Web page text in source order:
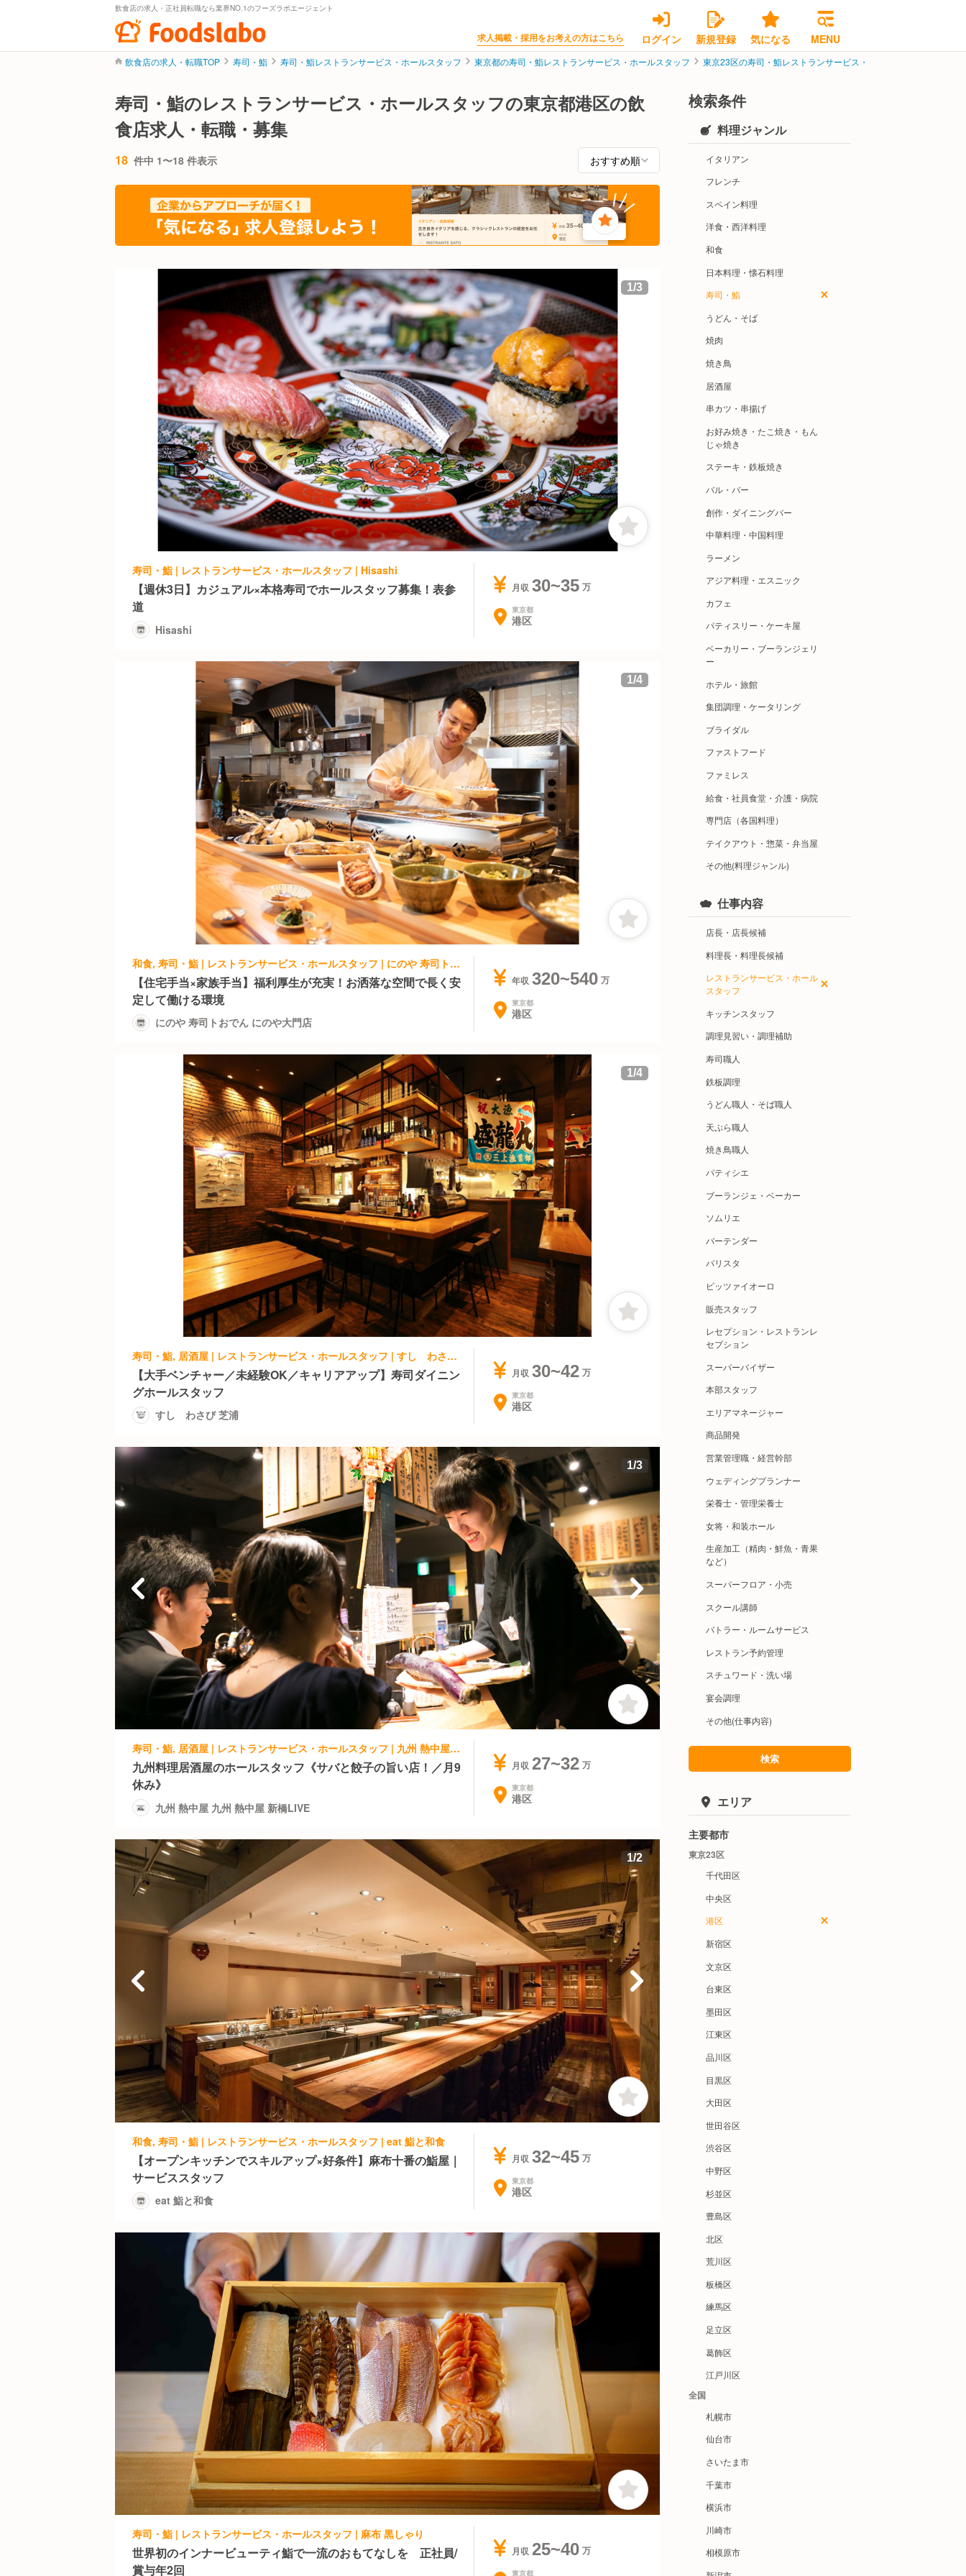
飲食店の求人・正社員転職なら業界NO.1のフーズラボエージェント
求人掲載・採用をお考えの方はこちら ログイン 新規登録 気になる MENU
飲食店の求人・転職TOP 寿司・鮨 寿司・鮨レストランサービス・ホールスタッフ 東京都の寿司・鮨レストランサービス・ホールスタッフ 東京23区の寿司・鮨レストランサービス・ホールスタッフ
寿司・鮨のレストランサービス・ホールスタッフの東京都港区の飲
食店求人・転職・募集
18 件中 1〜18 件表示
1/3
寿司・鮨 | レストランサービス・ホールスタッフ | Hisashi
【週休3日】カジュアル×本格寿司でホールスタッフ募集！表参
道
Hisashi
月収 30~35
東京都
港区
1/4
和食, 寿司・鮨 | レストランサービス・ホールスタッフ | にのや 寿司トおでん にのや大門店
【住宅手当×家族手当】福利厚生が充実！お洒落な空間で長く安
定して働ける環境
にのや 寿司トおでん にのや大門店
年収 320~540
東京都
港区
1/4
寿司・鮨, 居酒屋 | レストランサービス・ホールスタッフ | すし わさび 芝浦
【大手ベンチャー／未経験OK／キャリアアップ】寿司ダイニン
グホールスタッフ
すし わさび 芝浦
月収 30~42
東京都
港区
1/3
寿司・鮨, 居酒屋 | レストランサービス・ホールスタッフ | 九州 熱中屋 九州 熱中屋 新橋LIVE
九州料理居酒屋のホールスタッフ《サバと餃子の旨い店！／月9
休み》
九州 熱中屋 九州 熱中屋 新橋LIVE
月収 27~32
東京都
港区
1/2
和食, 寿司・鮨 | レストランサービス・ホールスタッフ | eat 鮨と和食
【オープンキッチンでスキルアップ×好条件】麻布十番の鮨屋｜
サービススタッフ
eat 鮨と和食
月収 32~45
東京都
港区
寿司・鮨 | レストランサービス・ホールスタッフ | 麻布 黒しゃり
世界初のインナービューティ鮨で一流のおもてなしを 正社員/
賞与年2回
月収 25~40
東京都
検索条件
料理ジャンル
イタリアン
フレンチ
スペイン料理
洋食・西洋料理
和食
日本料理・懐石料理
寿司・鮨
うどん・そば
焼肉
焼き鳥
居酒屋
串カツ・串揚げ
お好み焼き・たこ焼き・もん
じゃ焼き
ステーキ・鉄板焼き
バル・バー
創作・ダイニングバー
中華料理・中国料理
ラーメン
アジア料理・エスニック
カフェ
パティスリー・ケーキ屋
ベーカリー・ブーランジェリ
ー
ホテル・旅館
集団調理・ケータリング
ブライダル
ファストフード
ファミレス
給食・社員食堂・介護・病院
専門店（各国料理）
テイクアウト・惣菜・弁当屋
その他(料理ジャンル)
仕事内容
店長・店長候補
料理長・料理長候補
レストランサービス・ホール
スタッフ
キッチンスタッフ
調理見習い・調理補助
寿司職人
鉄板調理
うどん職人・そば職人
天ぷら職人
焼き鳥職人
パティシエ
ブーランジェ・ベーカー
ソムリエ
バーテンダー
バリスタ
ピッツァイオーロ
販売スタッフ
レセプション・レストランレ
セプション
スーパーバイザー
本部スタッフ
エリアマネージャー
商品開発
営業管理職・経営幹部
ウェディングプランナー
栄養士・管理栄養士
女将・和装ホール
生産加工（精肉・鮮魚・青果
など）
スーパーフロア・小売
スクール講師
バトラー・ルームサービス
レストラン予約管理
スチュワード・洗い場
宴会調理
その他(仕事内容)
検索
エリア
主要都市
東京23区
千代田区
中央区
港区
新宿区
文京区
台東区
墨田区
江東区
品川区
目黒区
大田区
世田谷区
渋谷区
中野区
杉並区
豊島区
北区
荒川区
板橋区
練馬区
足立区
葛飾区
江戸川区
全国
札幌市
仙台市
さいたま市
千葉市
横浜市
川崎市
相模原市